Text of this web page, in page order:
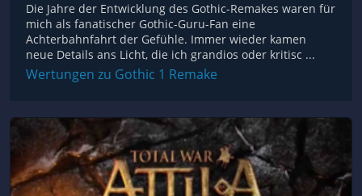
Die Jahre der Entwicklung des Gothic-Remakes waren für
mich als fanatischer Gothic-Guru-Fan eine
Achterbahnfahrt der Gefühle. Immer wieder kamen
neue Details ans Licht, die ich grandios oder kritisc ...
Wertungen zu Gothic 1 Remake